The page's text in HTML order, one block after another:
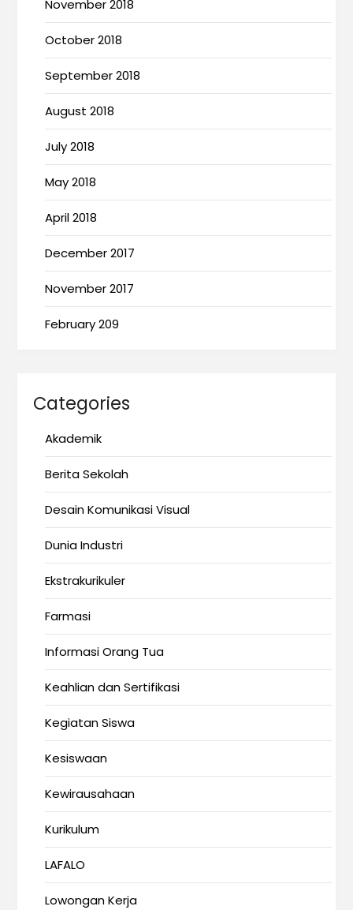
November 2018
October 2018
September 2018
August 2018
July 2018
May 2018
April 2018
December 2017
November 2017
February 209
Categories
Akademik
Berita Sekolah
Desain Komunikasi Visual
Dunia Industri
Ekstrakurikuler
Farmasi
Informasi Orang Tua
Keahlian dan Sertifikasi
Kegiatan Siswa
Kesiswaan
Kewirausahaan
Kurikulum
LAFALO
Lowongan Kerja